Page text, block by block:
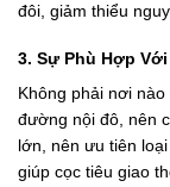
đôi, giảm thiểu
3. Sự Phù Hợp
Không phải nơi
đường nội đô, nên
lớn, nên ưu tiên
giúp cọc tiêu giao